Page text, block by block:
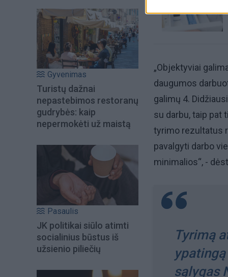
Gyvenimas
Turistų dažnai
nepastebimos restoranų
gudrybės: kaip
nepermokėti už maistą
Pasaulis
JK politikai siūlo atimti
socialinius būstus iš
užsienio piliečių
„Objektyviai
daugumos
galimų 4.
su darbu, taip pat
tyrimo rezultatus
pavalgyti darbo
minimalios“, -
Tyrimą
sąlygas